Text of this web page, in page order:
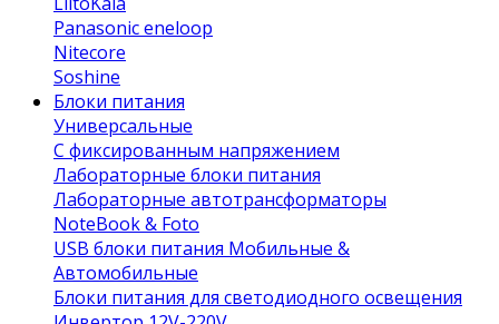
Panasonic eneloop
Nitecore
Soshine
Блоки питания
Универсальные
C фиксированным напряжением
Лабораторные блоки питания
Лабораторные автотрансформаторы
NoteBook & Foto
USB блоки питания Мобильные &
Автомобильные
Блоки питания для светодиодного освещения